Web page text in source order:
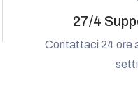
27/4
Contattaci 24 ore